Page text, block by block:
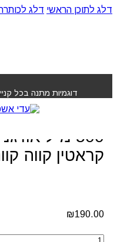
דלג לתוכן הראשי דלג
דוגמיות מתנה בכל
אורגנית פיצפוצי קראטין
500 מ"ל
קראטין קווה
₪190.00
כמות